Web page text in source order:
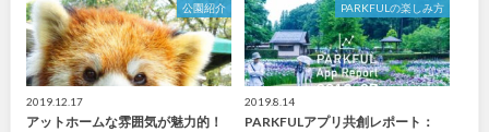
公園紹介
2019.12.17
アットホームな雰囲気が魅力的！
PARKFULの楽しみ方
2019.8.14
PARKFULアプリ共創レポート：